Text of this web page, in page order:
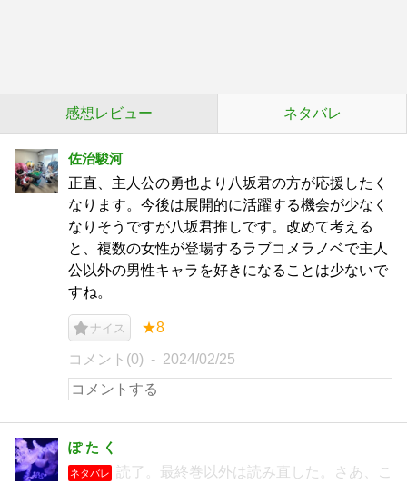
感想レビュー ネタバレ
佐治駿河
正直、主人公の勇也より八坂君の方が応援したく
なります。今後は展開的に活躍する機会が少なく
なりそうですが八坂君推しです。改めて考える
と、複数の女性が登場するラブコメラノベで主人
公以外の男性キャラを好きになることは少ないで
すね。
ナイス ★8
コメント(0) 2024/02/25
ぽ た く
ネタバレ
読了。最終巻以外は読み直した。さあ、こ